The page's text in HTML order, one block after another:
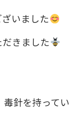
いました
きました
針を持ってい